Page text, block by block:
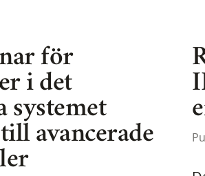
för
i det
systemet
avancerade